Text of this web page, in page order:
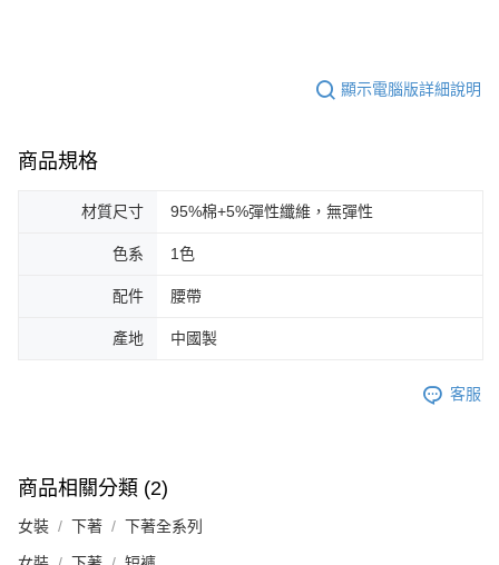
顯示電腦版詳細說明
商品規格
材質尺寸 95%棉+5%彈性纖維，無彈性
色系 1色
配件 腰帶
產地 中國製
客服
商品相關分類 (2)
女裝 下著 下著全系列